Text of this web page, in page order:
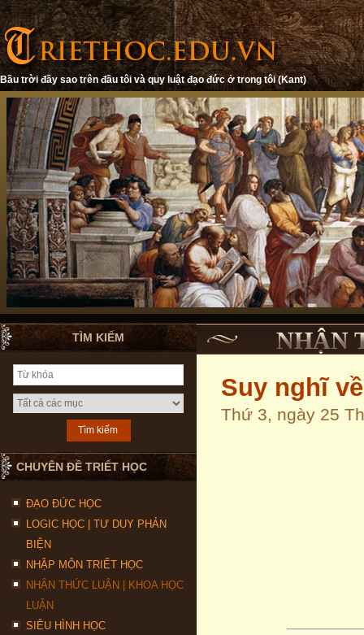
Bầu trời đầy sao trên đầu tôi và quy luật đạo đức ở trong tôi (Kant)
TÌM KIẾM
CHUYÊN ĐỀ TRIẾT HỌC
ĐẠO ĐỨC HỌC
LOGIC HỌC | TƯ DUY PHẢN
BIỆN
NHẬP MÔN TRIẾT HỌC
NHẬN THỨC LUẬN | KHOA HỌC
LUẬN
SIÊU HÌNH HỌC
NHẬN
Suy nghĩ
Thứ 3, ngày 25